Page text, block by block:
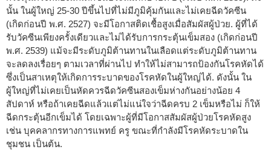
นั้น ในผู้ใหญ่ 25-30 ปีขึ้นไปที่ไม่มีภูมิคุ้มกันและไม่เคยฉีดวัคซีน
(เกิดก่อนปี พ.ศ. 2527) จะมีโอกาสติดเชื้อสูงเมื่อสัมผัสผู้ป่วย. ผู้ที่ได้
รับวัคซีนเพียงครั้งเดียวและไม่ได้รับการกระตุ้นเข็มสอง (เกิดก่อนปี
พ.ศ. 2539) แม้จะมีระดับภูมิต้านทานในเลือดแต่ระดับภูมิต้านทาน
จะลดลงเรื่อยๆ ตามเวลาที่ผ่านไป ทำให้ไม่สามารถป้องกันโรคหัดได้
ซึ่งเป็นสาเหตุให้เกิดการระบาดของโรคหัดในผู้ใหญ่ได้. ดังนั้น ใน
ผู้ใหญ่ที่ไม่เคยเป็นหัดควรฉีดวัคซีนสองเข็มห่างกันอย่างน้อย 4
สัปดาห์ หรือถ้าเคยฉีดแล้วแต่ไม่แน่ใจว่าฉีดครบ 2 เข็มหรือไม่ ก็ให้
ฉีดกระตุ้นอีกเข็มได้ โดยเฉพาะผู้ที่มีโอกาสสัมผัสผู้ป่วยโรคหัดสูง
เช่น บุคคลากรทางการแพทย์ ครู ขณะที่กำลังมีโรคหัดระบาดใน
ชุมชน เป็นต้น.